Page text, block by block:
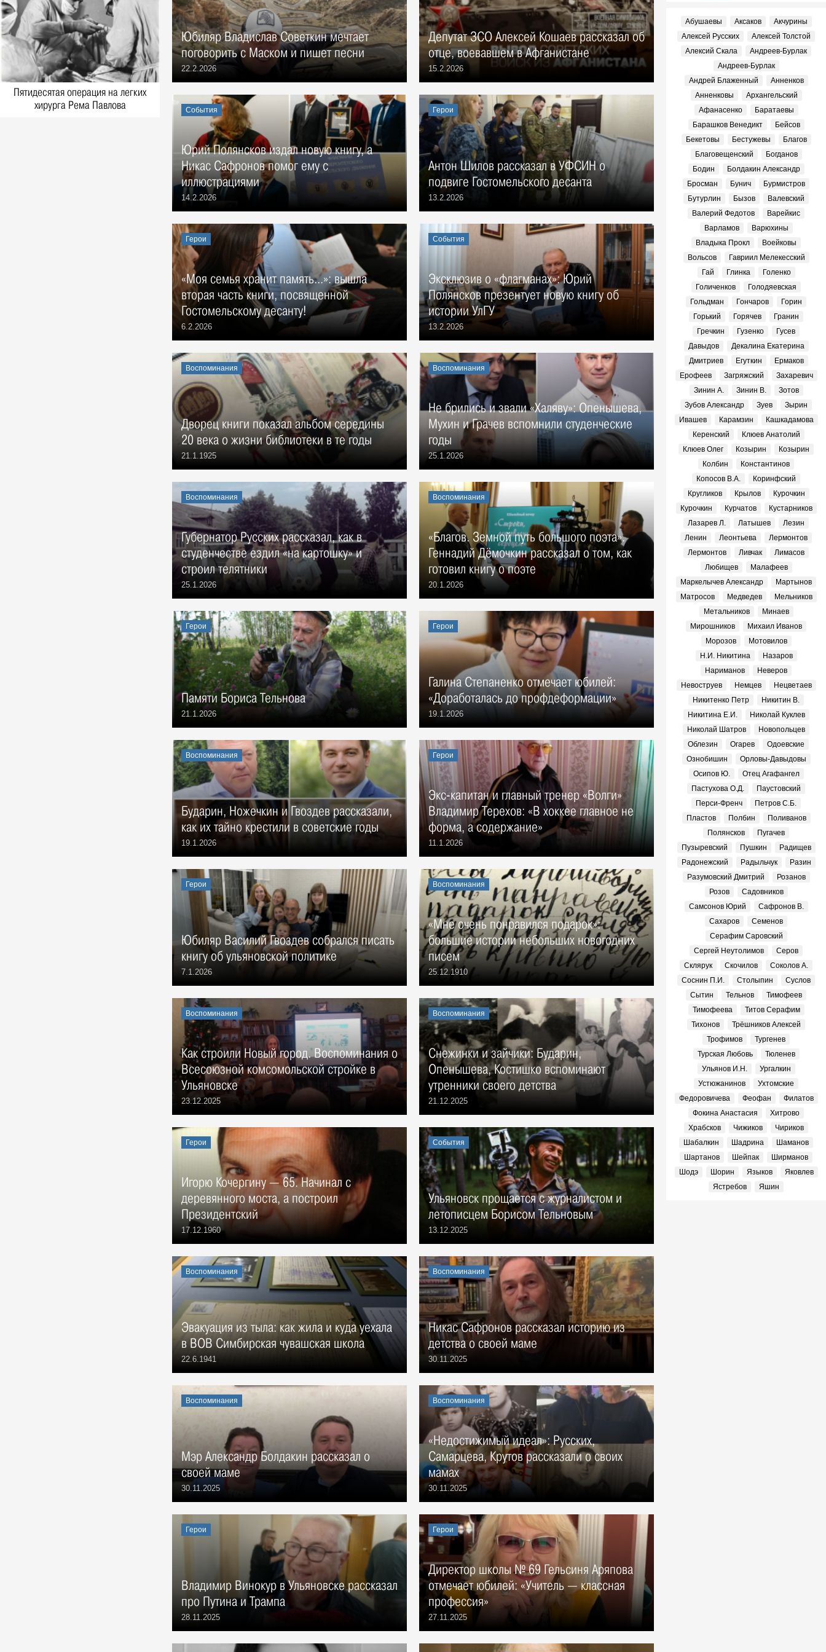
Фото, 8 Августа 1968
Каркас Ленинского мемориала,
конец 1960-х гг.
Фото, 8 Августа 1968
Ленинский мемориал и гостиница
"Венец", 1970-е
Строительство ДК Профсоюзов,
Пятидесятая операция на легких
хирурга Рема Павлова
Юбиляр Владислав Советкин мечтает
поговорить с Маском и пишет песни
22.2.2026
Депутат ЗСО Алексей Кошаев рассказал об
отце, воевавшем в Афганистане
15.2.2026
События
Юрий Полянсков издал новую книгу, а
Никас Сафронов помог ему с
иллюстрациями
14.2.2026
Герои
Антон Шилов рассказал в УФСИН о
подвиге Гостомельского десанта
13.2.2026
Герои
«Моя семья хранит память…»: вышла
вторая часть книги, посвященной
Гостомельскому десанту!
6.2.2026
События
Эксклюзив о «флагманах»: Юрий
Полянсков презентует новую книгу об
истории УлГУ
13.2.2026
Воспоминания
Дворец книги показал альбом середины
20 века о жизни библиотеки в те годы
21.1.1925
Воспоминания
Не брились и звали «Халяву»: Опенышева,
Мухин и Грачев вспомнили студенческие
годы
25.1.2026
Воспоминания
Губернатор Русских рассказал, как в
студенчестве ездил «на картошку» и
строил телятники
25.1.2026
Воспоминания
«Благов. Земной путь большого поэта».
Геннадий Дёмочкин рассказал о том, как
готовил книгу о поэте
20.1.2026
Герои
Памяти Бориса Тельнова
21.1.2026
Герои
Галина Степаненко отмечает юбилей:
«Доработалась до профдеформации»
19.1.2026
Воспоминания
Бударин, Ножечкин и Гвоздев рассказали,
как их тайно крестили в советские годы
19.1.2026
Герои
Экс-капитан и главный тренер «Волги»
Владимир Терехов: «В хоккее главное не
форма, а содержание»
11.1.2026
Герои
Юбиляр Василий Гвоздев собрался писать
книгу об ульяновской политике
7.1.2026
Воспоминания
«Мне очень понравился подарок»:
большие истории небольших новогодних
писем
25.12.1910
Воспоминания
Как строили Новый город. Воспоминания о
Всесоюзной комсомольской стройке в
Ульяновске
23.12.2025
Воспоминания
Снежинки и зайчики: Бударин,
Опенышева, Костишко вспоминают
утренники своего детства
21.12.2025
Герои
Игорю Кочергину — 65. Начинал с
деревянного моста, а построил
Президентский
17.12.1960
События
Ульяновск прощается с журналистом и
летописцем Борисом Тельновым
13.12.2025
Воспоминания
Эвакуация из тыла: как жила и куда уехала
в ВОВ Симбирская чувашская школа
22.6.1941
Воспоминания
Никас Сафронов рассказал историю из
детства о своей маме
30.11.2025
Воспоминания
Мэр Александр Болдакин рассказал о
своей маме
30.11.2025
Воспоминания
«Недостижимый идеал»: Русских,
Самарцева, Крутов рассказали о своих
мамах
30.11.2025
Герои
Владимир Винокур в Ульяновске рассказал
про Путина и Трампа
28.11.2025
Герои
Директор школы № 69 Гельсиня Аряпова
отмечает юбилей: «Учитель — классная
профессия»
27.11.2025
Абушаевы Аксаков
Акчурины
Алексей Русских
Алексей Толстой
Алексий Скала
Андреев-Бурлак
Андреев-Бурлак
Андрей Блаженный
Анненков
Анненковы
Архангельский
Афанасенко
Баратаевы
Барашков Венедикт
Бейсов
Бекетовы
Бестужевы
Благов
Благовещенский
Богданов
Бодин
Болдакин Александр
Бросман
Бунич
Бурмистров
Бутурлин
Бызов
Валевский
Валерий Федотов
Варейкис
Варламов
Варюхины
Владыка Прокл
Воейковы
Вольсов
Гавриил Мелекесский
Гай
Глинка
Голенко
Голиченков
Голодяевская
Гольдман
Гончаров
Горин
Горький
Горячев
Гранин
Гречкин
Гузенко
Гусев
Давыдов
Декалина Екатерина
Дмитриев
Егуткин
Ермаков
Ерофеев
Загряжский
Захаревич
Зинин А.
Зинин В.
Зотов
Зубов Александр
Зуев
Зырин
Ивашев
Карамзин
Кашкадамова
Керенский
Клюев Анатолий
Клюев Олег
Козырин
Козырин
Колбин
Константинов
Копосов В.А.
Коринфский
Кругликов
Крылов
Курочкин
Курочкин
Курчатов
Кустарников
Лазарев Л.
Латышев
Лезин
Ленин
Леонтьева
Лермонтов
Лермонтов
Ливчак
Лимасов
Любищев
Малафеев
Маркелычев Александр
Мартынов
Матросов
Медведев
Мельников
Метальников
Минаев
Мирошников
Михаил Иванов
Морозов
Мотовилов
Н.И. Никитина
Назаров
Нариманов
Неверов
Невоструев
Немцев
Нецветаев
Никитенко Петр
Никитин В.
Никитина Е.И.
Николай Куклев
Николай Шатров
Новопольцев
Облезин
Огарев
Одоевские
Ознобишин
Орловы-Давыдовы
Осипов Ю.
Отец Агафангел
Пастухова О.Д.
Паустовский
Перси-Френч
Петров С.Б.
Пластов
Полбин
Поливанов
Полянсков
Пугачев
Пузыревский
Пушкин
Радищев
Радонежский
Радыльчук
Разин
Разумовский Дмитрий
Розанов
Розов
Садовников
Самсонов Юрий
Сафронов В.
Сахаров
Семенов
Серафим Саровский
Сергей Неутолимов
Серов
Склярук
Скочилов
Соколов А.
Соснин П.И.
Столыпин
Суслов
Сытин
Тельнов
Тимофеев
Тимофеева
Титов Серафим
Тихонов
Трёшников Алексей
Трофимов
Тургенев
Турская Любовь
Тюленев
Ульянов И.Н.
Ургалкин
Устюжанинов
Ухтомские
Федоровичева
Феофан
Филатов
Фокина Анастасия
Хитрово
Храбсков
Чижиков
Чириков
Шабалкин
Шадрина
Шаманов
Шартанов
Шейпак
Ширманов
Шодэ
Шорин Языков
Яковлев
Ястребов
Яшин